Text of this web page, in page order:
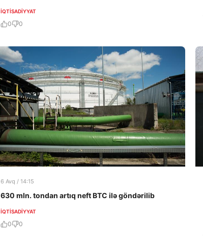
İQTISADIYYAT
0 0
6 Avq / 14:15
630 mln. tondan artıq neft BTC ilə göndərilib
İQTISADIYYAT
0 0